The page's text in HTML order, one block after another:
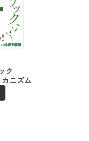
ク
ニズム